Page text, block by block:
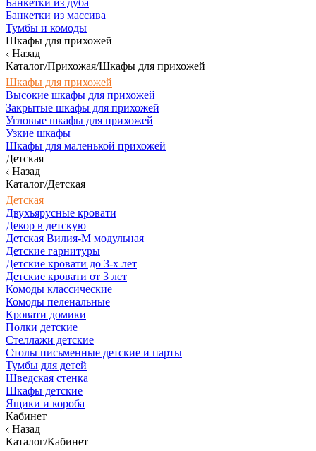
Банкетки из дуба
Банкетки из массива
Тумбы и комоды
Шкафы для прихожей
Назад
Каталог/Прихожая/Шкафы для прихожей
Шкафы для прихожей
Высокие шкафы для прихожей
Закрытые шкафы для прихожей
Угловые шкафы для прихожей
Узкие шкафы
Шкафы для маленькой прихожей
Детская
Назад
Каталог/Детская
Детская
Двухъярусные кровати
Декор в детскую
Детская Вилия-М модульная
Детские гарнитуры
Детские кровати до 3-х лет
Детские кровати от 3 лет
Комоды классические
Комоды пеленальные
Кровати домики
Полки детские
Стеллажи детские
Столы письменные детские и парты
Тумбы для детей
Шведская стенка
Шкафы детские
Ящики и короба
Кабинет
Назад
Каталог/Кабинет